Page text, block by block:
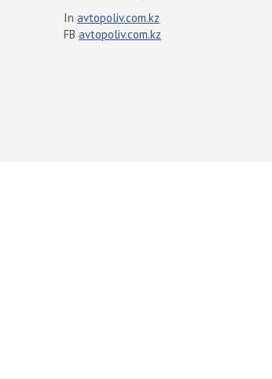
In avtopoliv.com.kz
FB avtopoliv.com.kz